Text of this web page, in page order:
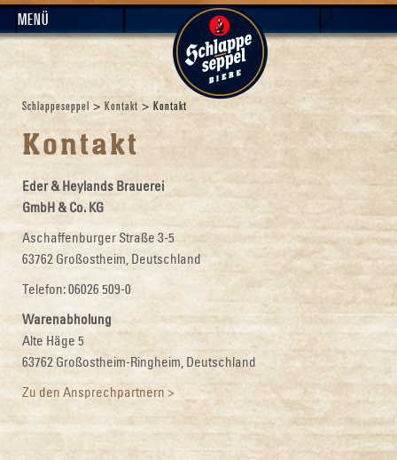
MENÜ
Schlappeseppel > Kontakt > Kontakt
Kontakt
Eder & Heylands Brauerei
GmbH & Co. KG
Aschaffenburger Straße 3-5
63762 Großostheim, Deutschland
Telefon: 06026 509-0
Warenabholung
Alte Häge 5
63762 Großostheim-Ringheim, Deutschland
Zu den Ansprechpartnern >